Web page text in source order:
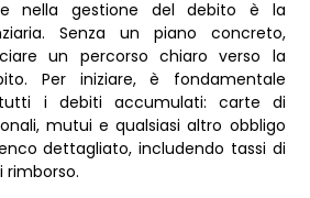
nella gestione del debito è la
Senza un piano concreto,
un percorso chiaro verso la
Per iniziare, è fondamentale
i debiti accumulati: carte di
mutui e qualsiasi altro obbligo
dettagliato, includendo tassi di
rimborso.